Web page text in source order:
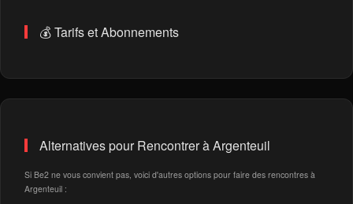
💰 Tarifs et Abonnements
Alternatives pour Rencontrer à Argenteuil
Si Be2 ne vous convient pas, voici d'autres options pour faire des rencontres à
Argenteuil :